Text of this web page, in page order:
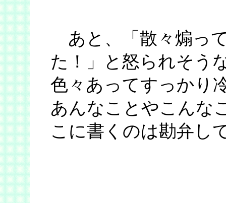
あと、「散々煽っ
た！」と怒られそう
色々あってすっかり
あんなことやこんな
こに書くのは勘弁し